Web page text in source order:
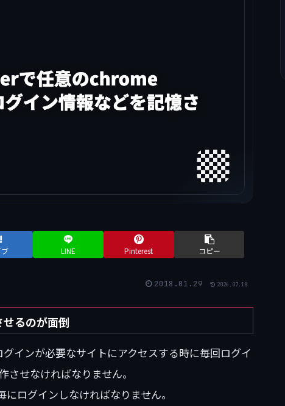
LINE Pinterest コピー
2018.01.29 2026.07.18
るのが面倒
インが必要なサイトにアクセスする時に毎回ログイ
せなければなりません。
ログインしなければなりません。